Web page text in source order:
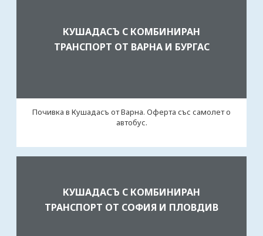
КУШАДАСЪ С КОМБИНИРАН
ТРАНСПОРТ ОТ ВАРНА И БУРГАС
Почивка в Кушадасъ от Варна. Оферта със самолет о
автобус.
КУШАДАСЪ С КОМБИНИРАН
ТРАНСПОРТ ОТ СОФИЯ И ПЛОВДИВ